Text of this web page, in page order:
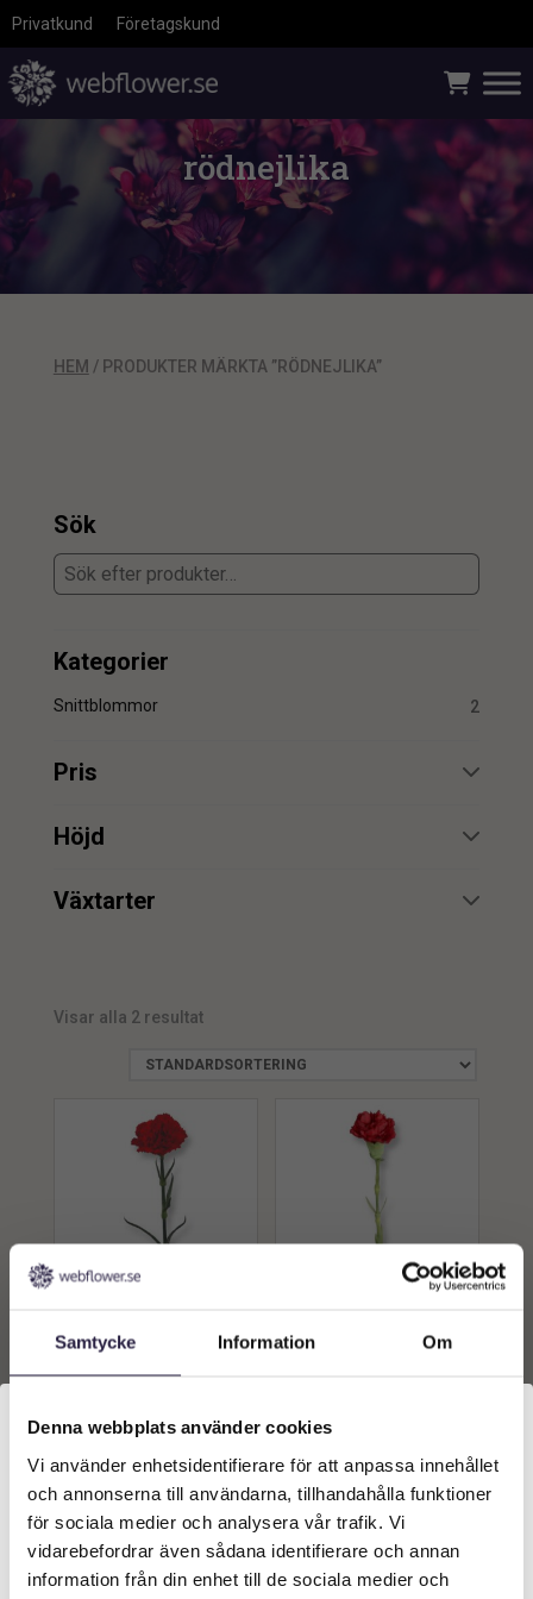
Samtycke Information Om
Denna webbplats använder cookies
Vi använder enhetsidentifierare för att anpassa innehållet
och annonserna till användarna, tillhandahålla funktioner
för sociala medier och analysera vår trafik. Vi
vidarebefordrar även sådana identifierare och annan
information från din enhet till de sociala medier och
Privatkund Företagskund
rödnejlika
HEM / PRODUKTER MÄRKTA ”RÖDNEJLIKA”
Sök
Kategorier
Snittblommor 2
Pris
min.
Höjd
min.
min.
Växtarter
Visar alla 2 resultat
snittblomma röd 45 cm
varukorg
snittblomma röd 55 cm
varukorg
Välkommen till Webflower
Vilken typ av kund är du? Du kan alltid justera ditt val
längst upp på sidan.